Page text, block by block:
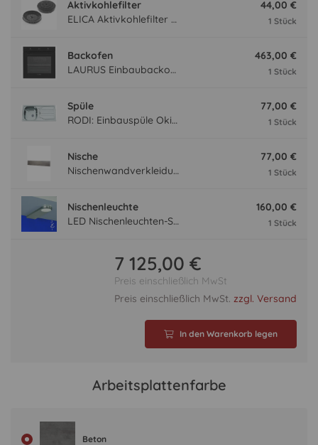
Arbeitsplattenfarbe
Beton
Aktivkohlefilter
ELICA Aktivkohlefilter AFGALAXY
44,00 €
1 Stück
Backofen
LAURUS Einbaubackofen LEB10BK mit Hydrolyse, Schwarz LEB10BK
463,00 €
1 Stück
Spüle
RODI: Einbauspüle Okio Line 85 Deep, Edelstahl 87100
77,00 €
1 Stück
Nische
Nischenwandverkleidung NVF90-70
77,00 €
1 Stück
Nischenleuchte
LED Nischenleuchten-Set Sirio Long LNSIRL-SET
160,00 €
1 Stück
7 125,00 €
Preis einschließlich MwSt
Preis einschließlich MwSt. zzgl. Versand
In den Warenkorb legen